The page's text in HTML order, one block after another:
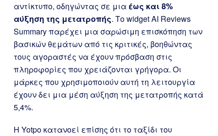
αντίκτυπο, οδηγώντας σε μια έως και 8%
αύξηση της μετατροπής. Το widget AI Reviews
Summary παρέχει μια σαρώσιμη επισκόπηση των
βασικών θεμάτων από τις κριτικές, βοηθώντας
τους αγοραστές να έχουν πρόσβαση στις
πληροφορίες που χρειάζονται γρήγορα. Οι
μάρκες που χρησιμοποιούν αυτή τη λειτουργία
έχουν δει μια μέση αύξηση της μετατροπής κατά
5,4%.
Η Yotpo κατανοεί επίσης ότι το ταξίδι του